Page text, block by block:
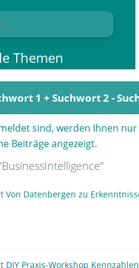
Themen
1 + Suchwort 2 -
sind, werden Ihnen nur
Beiträge angezeigt.
Von Datenbergen zu
DIY Praxis-Workshop